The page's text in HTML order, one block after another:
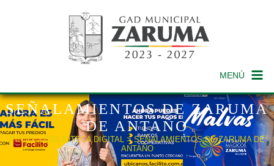
MENÚ
SEÑALAMIENTOS DE ZARUMA
DE ANTAÑO
INICIO>BIBLIOTECA DIGITAL> SEÑALAMIENTOS DE ZARUMA DE
ANTAÑO